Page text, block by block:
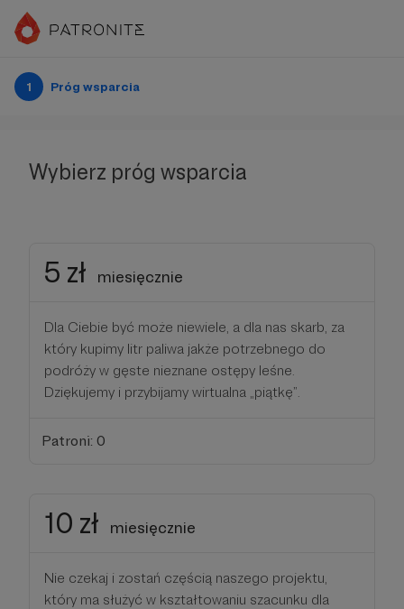
1 Próg wsparcia
Wybierz próg wsparcia
5 zł miesięcznie
Dla Ciebie być może niewiele, a dla nas skarb, za
który kupimy litr paliwa jakże potrzebnego do
podróży w gęste nieznane ostępy leśne.
Dziękujemy i przybijamy wirtualna „piątkę”.
Patroni: 0
10 zł miesięcznie
Nie czekaj i zostań częścią naszego projektu,
który ma służyć w kształtowaniu szacunku dla